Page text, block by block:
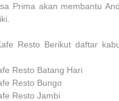
Prima akan membantu
Resto Berikut daftar
Resto Batang Hari
Resto Bungo
Resto Jambi